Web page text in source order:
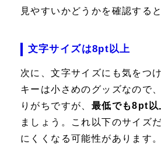
見やすいかどうかを確認する
文字サイズは8pt以上
次に、文字サイズにも気をつ
キーは小さめのグッズなので
りがちですが、 最低でも8pt以
ましょう。これ以下のサイズ
にくくなる可能性があります